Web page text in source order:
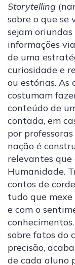
Storytelling
sobre o que se
sejam
informações
de uma
curiosidade e
ou estórias. As
costumam
conteúdo de
contada, em
por
nação é
relevantes
Humanidade.
contos de
tudo que mexe
e com o
sobre fatos do
precisão,
de cada aluno